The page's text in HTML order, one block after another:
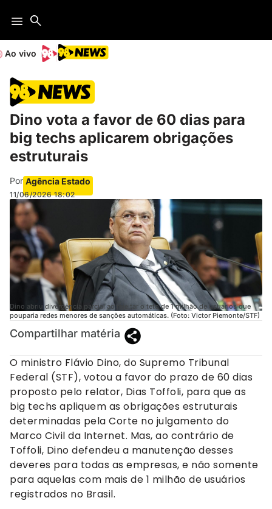
Ao vivo
Dino vota a favor de 60 dias para
big techs aplicarem obrigações
estruturais
Por Agência Estado
11/06/2026 18:02
Dino abriu divergência parcial ao rejeitar o teto de 1 milhão de usuários que
pouparia redes menores de sanções automáticas. (Foto: Victor Piemonte/STF)
Compartilhar matéria
O ministro Flávio Dino, do Supremo Tribunal
Federal (STF), votou a favor do prazo de 60 dias
proposto pelo relator, Dias Toffoli, para que as
big techs apliquem as obrigações estruturais
determinadas pela Corte no julgamento do
Marco Civil da Internet. Mas, ao contrário de
Toffoli, Dino defendeu a manutenção desses
deveres para todas as empresas, e não somente
para aquelas com mais de 1 milhão de usuários
registrados no Brasil.